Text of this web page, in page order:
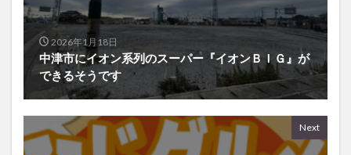
2026年1月18日
中津市にイオン系列のスーパー『イオンＢＩＧ』が
できるそうです
Next